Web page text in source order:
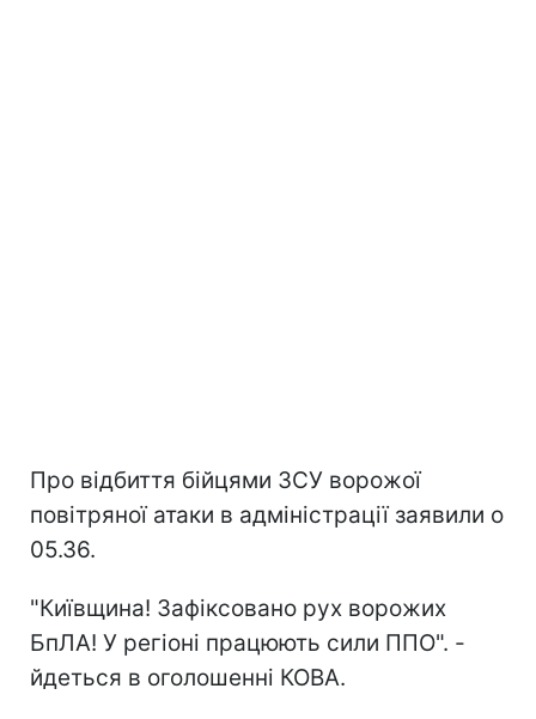
Про відбиття бійцями ЗСУ ворожої
повітряної атаки в адміністрації заявили о
05.36.
"Київщина! Зафіксовано рух ворожих
БпЛА! У регіоні працюють сили ППО". -
йдеться в оголошенні КОВА.